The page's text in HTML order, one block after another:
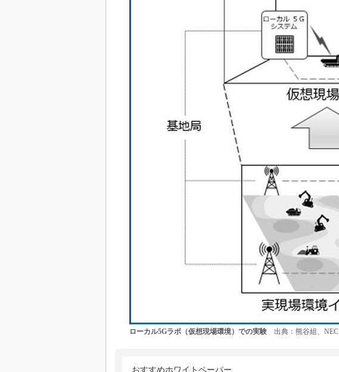
ローカル5Gラボ（仮想現場環境）での実験出典：熊谷組、NEC
おすすめホワイトペーパー